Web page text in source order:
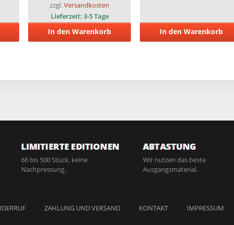
zzgl.Versandkosten
Lieferzeit: 3-5 Tage
In den Warenkorb In den Warenkorb
LIMITIERTE EDITIONEN
66 bis 500 Stück, keine
Nachpressung.
ABTASTUNG
Wir nutzen das beste
Ausgangsmaterial.
ZAHLUNG UND VERSAND KONTAKT IMPRESSUM